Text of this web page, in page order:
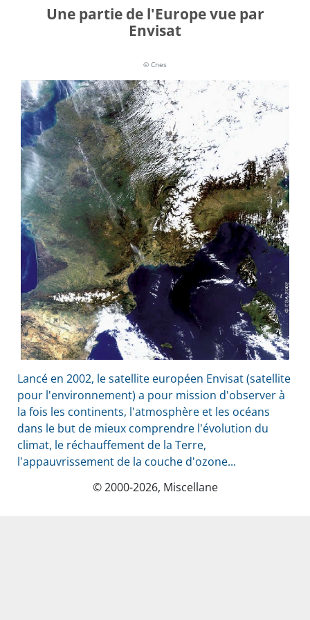
Une partie de l'Europe vue par
Envisat
© Cnes
Lancé en 2002, le satellite européen Envisat (satellite
pour l'environnement) a pour mission d'observer à
la fois les continents, l'atmosphère et les océans
dans le but de mieux comprendre l'évolution du
climat, le réchauffement de la Terre,
l'appauvrissement de la couche d'ozone...
© 2000-2026, Miscellane